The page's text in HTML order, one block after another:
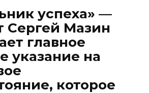
успеха» —
Сергей Мазин
главное
указание на
которое